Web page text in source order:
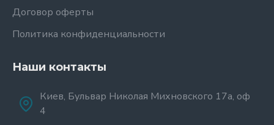
Договор оферты
Политика конфиденциальности
Наши контакты
Киев, Бульвар Николая Михновского 17а, оф
4